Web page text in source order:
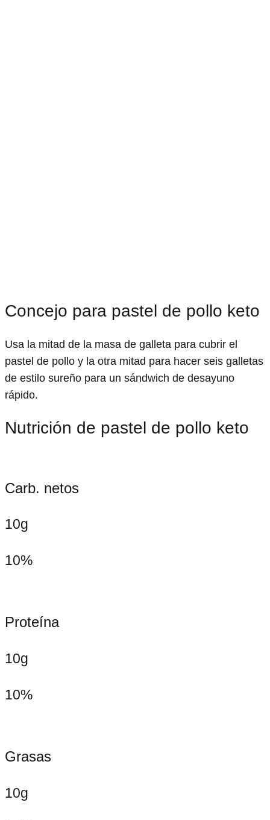
Concejo para pastel de pollo keto
Usa la mitad de la masa de galleta para cubrir el
pastel de pollo y la otra mitad para hacer seis galletas
de estilo sureño para un sándwich de desayuno
rápido.
Nutrición de pastel de pollo keto
Carb. netos
10g
10%
Proteína
10g
10%
Grasas
10g